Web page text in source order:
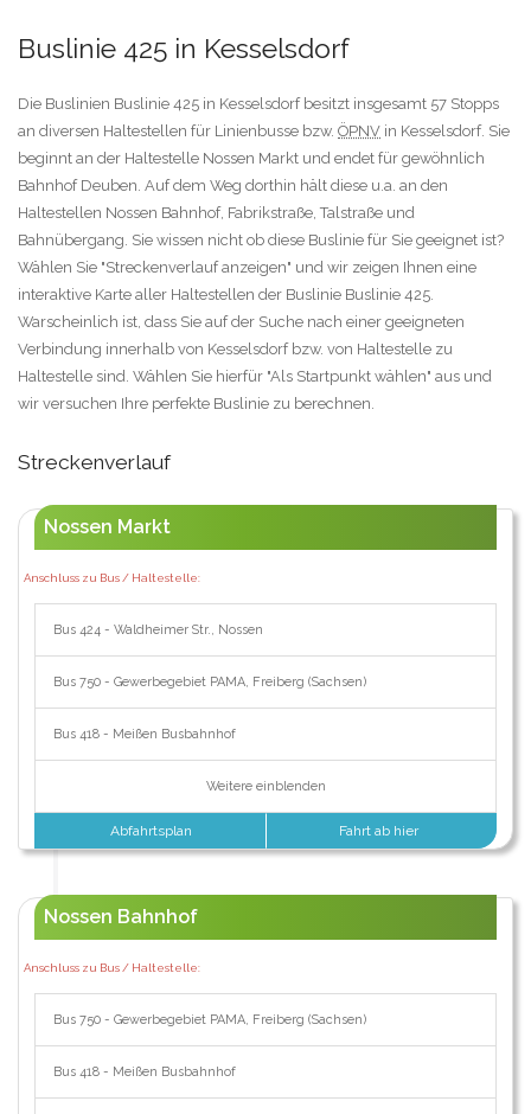
Buslinie 425 in Kesselsdorf
Die Buslinien Buslinie 425 in Kesselsdorf besitzt insgesamt 57 Stopps
an diversen Haltestellen für Linienbusse bzw. ÖPNV in Kesselsdorf. Sie
beginnt an der Haltestelle Nossen Markt und endet für gewöhnlich
Bahnhof Deuben. Auf dem Weg dorthin hält diese u.a. an den
Haltestellen Nossen Bahnhof, Fabrikstraße, Talstraße und
Bahnübergang. Sie wissen nicht ob diese Buslinie für Sie geeignet ist?
Wählen Sie "Streckenverlauf anzeigen" und wir zeigen Ihnen eine
interaktive Karte aller Haltestellen der Buslinie Buslinie 425.
Warscheinlich ist, dass Sie auf der Suche nach einer geeigneten
Verbindung innerhalb von Kesselsdorf bzw. von Haltestelle zu
Haltestelle sind. Wählen Sie hierfür "Als Startpunkt wählen" aus und
wir versuchen Ihre perfekte Buslinie zu berechnen.
Streckenverlauf
Nossen Markt
Anschluss zu Bus / Haltestelle:
Bus 424 - Waldheimer Str., Nossen
Bus 750 - Gewerbegebiet PAMA, Freiberg (Sachsen)
Bus 418 - Meißen Busbahnhof
Weitere einblenden
Abfahrtsplan Fahrt ab hier
Nossen Bahnhof
Anschluss zu Bus / Haltestelle:
Bus 750 - Gewerbegebiet PAMA, Freiberg (Sachsen)
Bus 418 - Meißen Busbahnhof